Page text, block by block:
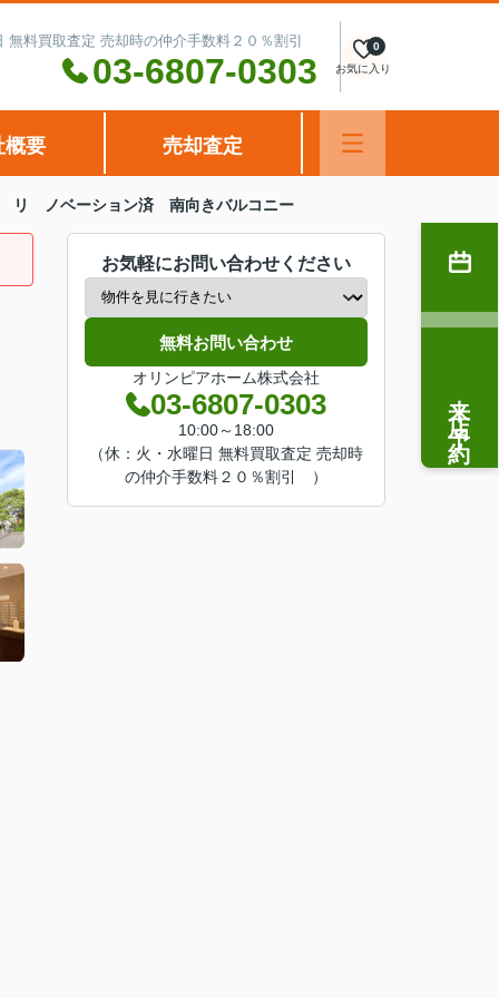
料買取査定 売却時の仲介手数料２０％割引
03-6807-0303 お気に入り
0
概要 売却査定
ノベーション済 南向きバルコニー
お気軽にお問い合わせください
無料お問い合わせ
オリンピアホーム株式会社
03-6807-0303
10:00～18:00
（休：火・水曜日 無料買取査定 売却時
の仲介手数料２０％割引 ）
来店予約